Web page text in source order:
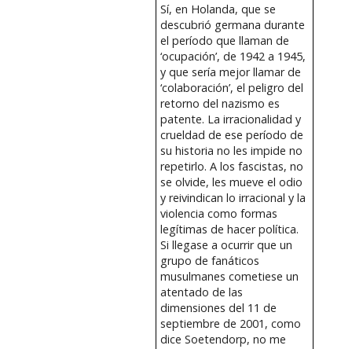
Sí, en Holanda, que se
descubrió germana durante
el período que llaman de
‘ocupación’, de 1942 a 1945,
y que sería mejor llamar de
‘colaboración’, el peligro del
retorno del nazismo es
patente. La irracionalidad y
crueldad de ese período de
su historia no les impide no
repetirlo. A los fascistas, no
se olvide, les mueve el odio
y reivindican lo irracional y la
violencia como formas
legítimas de hacer política.
Si llegase a ocurrir que un
grupo de fanáticos
musulmanes cometiese un
atentado de las
dimensiones del 11 de
septiembre de 2001, como
dice Soetendorp, no me